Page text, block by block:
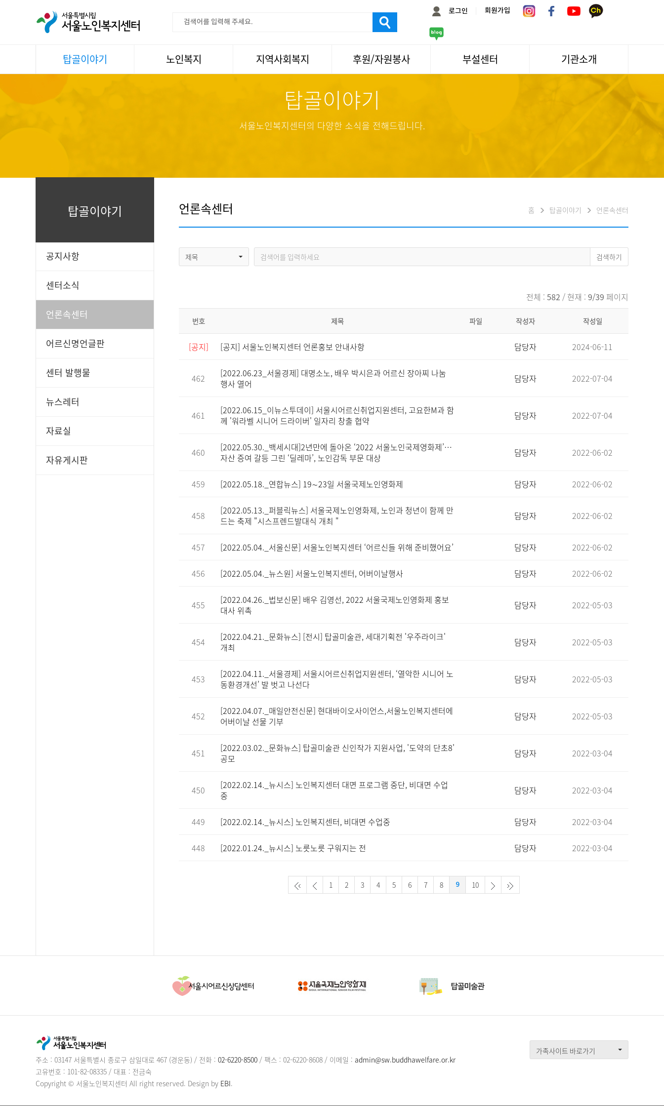
로그인 회원가입
탑골이야기
자료실
노인복지
스마트복지사업
지역사회복지
서울국제노인영화제
나눔축제/국화축제
활기찬미래연구소
어르신문화거리사업
후원/자원봉사
후원
자원봉사
기업사회봉사
부설센터 기관소개
기관방문/시설대관
오시는길
채용
일과봉사 자원봉사신청 기관방문 시설대관 뉴스레터 비.나이다 채용
탑골이야기
서울노인복지센터의 다양한 소식을 전해드립니다.
탑골이야기
공지사항
센터소식
언론속센터
어르신명언글판
센터 발행물
뉴스레터
자료실
자유게시판
언론속센터 홈 탑골이야기 언론속센터
제목
전체 : 582 / 현재 : 9/39 페이지
번호 제목 파일 작성자 작성일
[공지] [공지] 서울노인복지센터 언론홍보 안내사항 담당자 2024-06-11
462
[2022.06.23_서울경제] 대명소노, 배우 박시은과 어르신 장아찌 나눔
행사 열어
담당자 2022-07-04
461
[2022.06.15_이뉴스투데이] 서울시어르신취업지원센터, 고요한M과 함
께 '워라벨 시니어 드라이버' 일자리 창출 협약
담당자 2022-07-04
460
[2022.05.30._백세시대]2년만에 돌아온 ‘2022 서울노인국제영화제’…
자산 증여 갈등 그린 ‘딜레마’, 노인감독 부문 대상
담당자 2022-06-02
459 [2022.05.18._연합뉴스] 19∼23일 서울국제노인영화제 담당자 2022-06-02
458
[2022.05.13._퍼블릭뉴스] 서울국제노인영화제, 노인과 청년이 함께 만
드는 축제 "시스프렌드발대식 개최 "
담당자 2022-06-02
457 [2022.05.04._서울신문] 서울노인복지센터 ‘어르신들 위해 준비했어요’ 담당자 2022-06-02
456 [2022.05.04._뉴스원] 서울노인복지센터, 어버이날행사 담당자 2022-06-02
455
[2022.04.26._법보신문] 배우 김영선, 2022 서울국제노인영화제 홍보
대사 위촉
담당자 2022-05-03
454
[2022.04.21._문화뉴스] [전시] 탑골미술관, 세대기획전 '우주라이크'
개최
담당자 2022-05-03
453
[2022.04.11._서울경제] 서울시어르신취업지원센터, ‘열악한 시니어 노
동환경개선’ 발 벗고 나선다
담당자 2022-05-03
452
[2022.04.07._매일안전신문] 현대바이오사이언스,서울노인복지센터에
어버이날 선물 기부
담당자 2022-05-03
451
[2022.03.02._문화뉴스] 탑골미술관 신인작가 지원사업, '도약의 단초8'
공모
담당자 2022-03-04
450
[2022.02.14._뉴시스] 노인복지센터 대면 프로그램 중단, 비대면 수업
중
담당자 2022-03-04
449 [2022.02.14._뉴시스] 노인복지센터, 비대면 수업중 담당자 2022-03-04
448 [2022.01.24._뉴시스] 노릇노릇 구워지는 전 담당자 2022-03-04
1 2 3 4 5 6 7 8 9 10
주소 : 03147 서울특별시 종로구 삼일대로 467 (경운동) / 전화 : 02-6220-8500 / 팩스 : 02-6220-8608 / 이메일 : admin@sw.buddhawelfare.or.kr
고유번호 : 101-82-08335 / 대표 : 전금숙
Copyright © 서울노인복지센터 All right reserved. Design by EBI.
가족사이트 바로가기